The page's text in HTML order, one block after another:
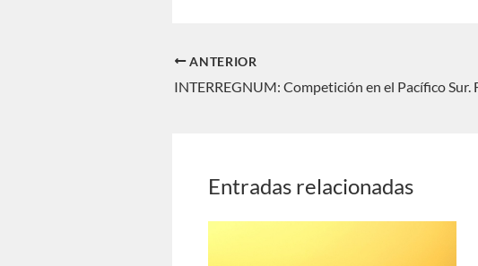
ANTERIOR
Entradas relacionadas